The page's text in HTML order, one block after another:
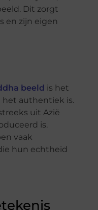
Dit zorgt
en zijn eigen
beeld is het
authentiek is.
uit Azië
is.
vaak
hun echtheid